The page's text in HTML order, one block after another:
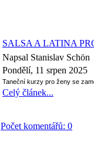
SALSA A LATINA
Napsal Stanislav Schön
Pondělí, 11 srpen 2025
Taneční kurzy pro ženy se
Celý článek...
Počet komentářů: 0